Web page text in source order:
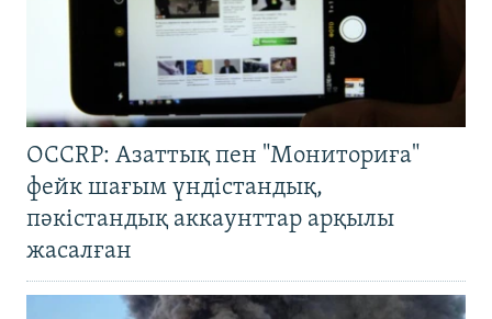
OCCRP: Азаттық пен "Мониториға"
фейк шағым үндістандық,
пәкістандық аккаунттар арқылы
жасалған